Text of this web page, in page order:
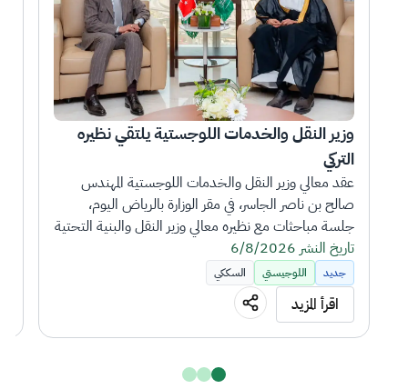
التركي
وفد رفيع المستوى.
بين البلدين في مجالات النقل والخدمات اللوجستية،
النقل البري والبحري والجوي والسككي.
تاريخ النشر 6/8/2026
جديد اللوجيستي السككي
اقرأ المزيد